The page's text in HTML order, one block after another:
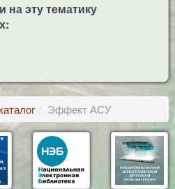
на эту тематику
Эффект АСУ